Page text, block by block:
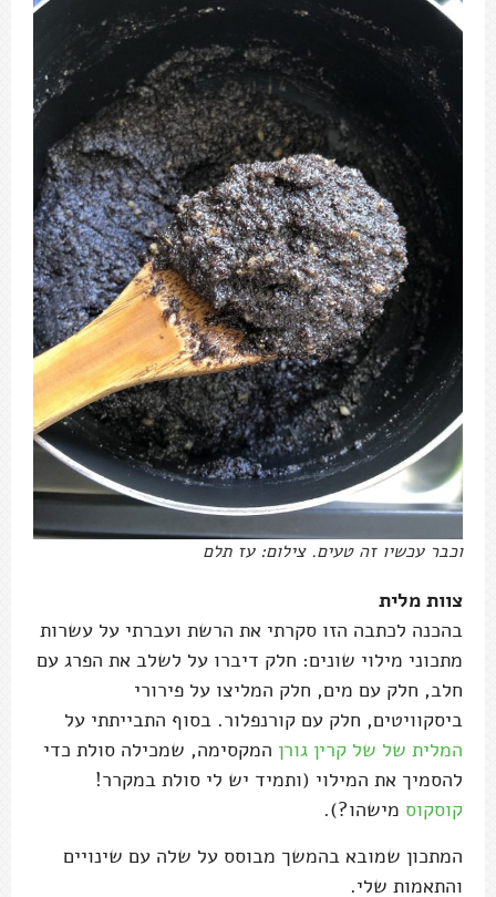
וכבר עכשיו זה טעים. צילום: עז תלם
צוות מלית
בהכנה לכתבה הזו סקרתי את הרשת ועברתי על עשרות
מתכוני מילוי שונים: חלק דיברו על לשלב את הפרג עם
חלב, חלק עם מים, חלק המליצו על פירורי
ביסקוויטים, חלק עם קורנפלור. בסוף התבייתתי על
המלית של של קרין גורן המקסימה, שמכילה סולת כדי
להסמיך את המילוי (ותמיד יש לי סולת במקרר!
קוסקוס מישהו?).
המתכון שמובא בהמשך מבוסס על שלה עם שינויים
והתאמות שלי.